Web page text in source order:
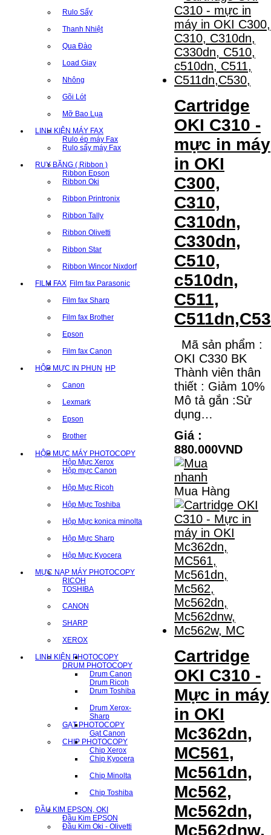
Rulo Sấy
Thanh Nhiệt
Qua Đào
Load Giay
Nhông
Gõi Lót
Mỡ Bao Lụa
LINH KIỆN MÁY FAX
Rulo ép máy Fax
Rulo sấy máy Fax
RUY BĂNG ( Ribbon )
Ribbon Epson
Ribbon Oki
Ribbon Printronix
Ribbon Tally
Ribbon Olivetti
Ribbon Star
Ribbon Wincor Nixdorf
FILM FAX Film fax Parasonic
Film fax Sharp
Film fax Brother
Epson
Film fax Canon
HỘP MỰC IN PHUN HP
Canon
Lexmark
Epson
Brother
HỘP MỰC MÁY PHOTOCOPY
Hộp Mực Xerox
Hộp mực Canon
Hộp Mực Ricoh
Hộp Mực Toshiba
Hộp Mực konica minolta
Hộp Mực Sharp
Hộp Mực Kyocera
MỰC NẠP MÁY PHOTOCOPY
RICOH
TOSHIBA
CANON
SHARP
XEROX
LINH KIỆN PHOTOCOPY
DRUM PHOTOCOPY
Drum Canon
Drum Ricoh
Drum Toshiba
Drum Xerox-
Sharp
GẠT PHOTOCOPY
Gạt Canon
CHIP PHOTOCOPY
Chip Xerox
Chip Kyocera
Chip Minolta
Chip Toshiba
ĐẦU KIM EPSON, OKI
Đầu Kim EPSON
Đầu Kim Oki - Olivetti
Cartridge
OKI C310 -
mực in máy
in OKI
C300,
C310,
C310dn,
C330dn,
C510,
c510dn,
C511,
Mã sản phẩm :
OKI C330 BK
Thành viên thân
thiết : Giảm 10%
Mô tả gắn :Sử
dụng…
Giá :
880.000VND
Mua Hàng
Cartridge
OKI C310 -
Mực in máy
in OKI
Mc362dn,
MC561,
Mc561dn,
Mc562,
Mc562dn,
Mc562dnw,